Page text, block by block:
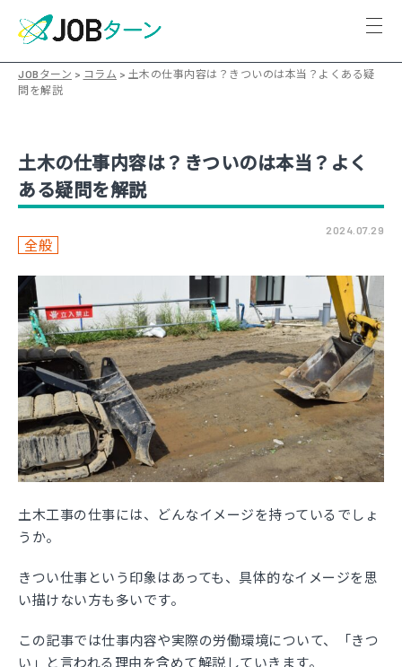
JOBターン > コラム > 土木の仕事内容は？きついのは本当？よくある疑
問を解説
土木の仕事内容は？きついのは本当？よく
ある疑問を解説
2024.07.29
全般
土木工事の仕事には、どんなイメージを持っているでしょ
うか。
きつい仕事という印象はあっても、具体的なイメージを思
い描けない方も多いです。
この記事では仕事内容や実際の労働環境について、「きつ
い」と言われる理由を含めて解説していきます。